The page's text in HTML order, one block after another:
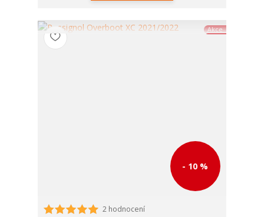
Akce
- 10 %
2 hodnocení